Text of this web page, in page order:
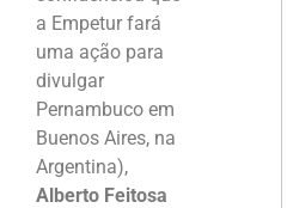
a Empetur fará
uma ação para
divulgar
Pernambuco em
Buenos Aires, na
Argentina),
Alberto Feitosa